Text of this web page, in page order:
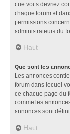
que vous devriez
chaque forum et
permissions
administrateurs du
Haut
Que sont les
Les annonces
forum dans lequel
de chaque page du
comme les
annonces sont
Haut